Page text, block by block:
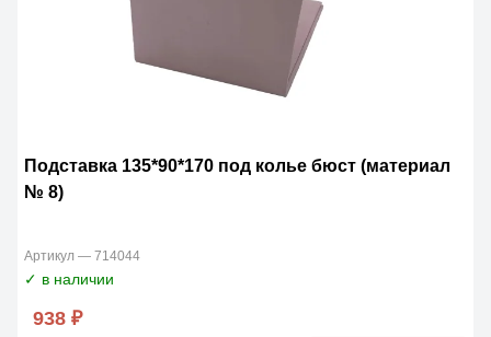
Подставка 135*90*170 под колье бюст (материал
№ 8)
Артикул — 714044
✓ в наличии
938 ₽